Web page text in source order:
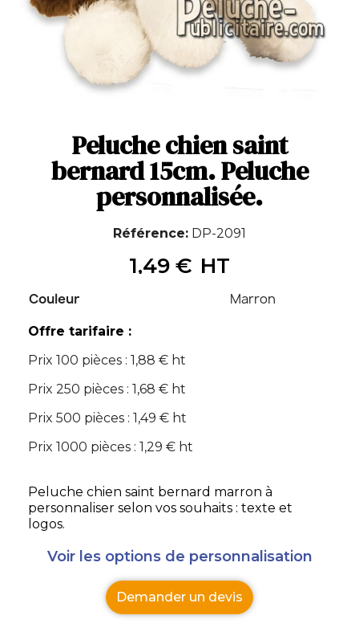
Peluche chien saint
bernard 15cm. Peluche
personnalisée.
Référence DP-2091
1,49 € HT
Couleur Marron
Offre tarifaire :
Prix 100 pièces : 1,88 € ht
Prix 250 pièces : 1,68 € ht
Prix 500 pièces : 1,49 € ht
Prix 1000 pièces : 1,29 € ht
Peluche chien saint bernard marron à
personnaliser selon vos souhaits : texte et
logos.
Voir les options de personnalisation
Demander un devis